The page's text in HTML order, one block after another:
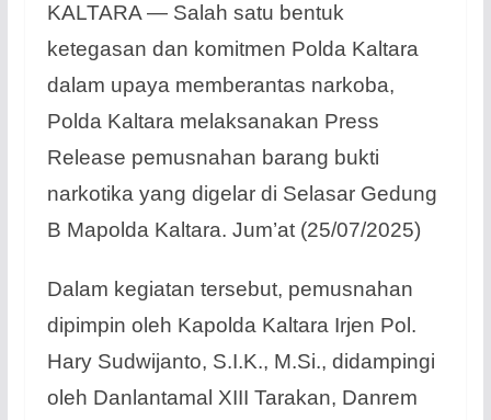
KALTARA — Salah satu bentuk
ketegasan dan komitmen Polda Kaltara
dalam upaya memberantas narkoba,
Polda Kaltara melaksanakan Press
Release pemusnahan barang bukti
narkotika yang digelar di Selasar Gedung
B Mapolda Kaltara. Jum’at (25/07/2025)
Dalam kegiatan tersebut, pemusnahan
dipimpin oleh Kapolda Kaltara Irjen Pol.
Hary Sudwijanto, S.I.K., M.Si., didampingi
oleh Danlantamal XIII Tarakan, Danrem